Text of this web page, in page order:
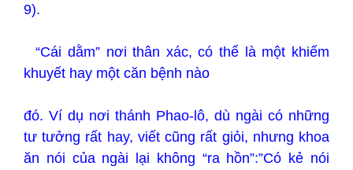
9).
“Cái dằm” nơi thân xác, có thể là một khiếm
khuyết hay một căn bệnh nào
đó. Ví dụ nơi thánh Phao-lô, dù ngài có những
tư tưởng rất hay, viết cũng rất giỏi, nhưng khoa
ăn nói của ngài lại không “ra hồn”:”Có kẻ nói